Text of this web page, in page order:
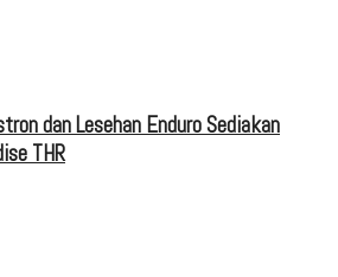
dan Lesehan Enduro Sediakan
THR